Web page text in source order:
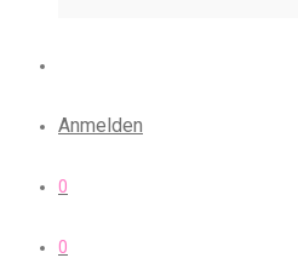
Anmelden
0
0